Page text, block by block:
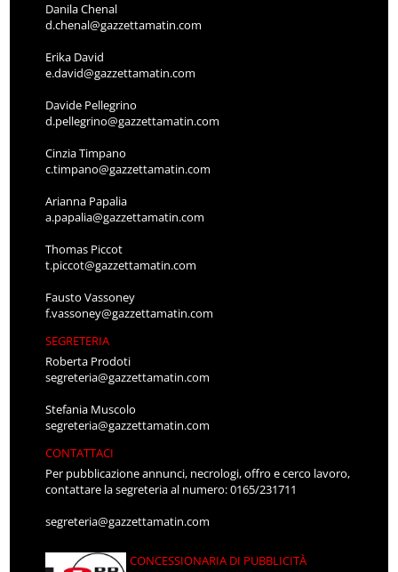
Danila Chenal
d.chenal@gazzettamatin.com
Erika David
e.david@gazzettamatin.com
Davide Pellegrino
d.pellegrino@gazzettamatin.com
Cinzia Timpano
c.timpano@gazzettamatin.com
Arianna Papalia
a.papalia@gazzettamatin.com
Thomas Piccot
t.piccot@gazzettamatin.com
Fausto Vassoney
f.vassoney@gazzettamatin.com
SEGRETERIA
Roberta Prodoti
segreteria@gazzettamatin.com
Stefania Muscolo
segreteria@gazzettamatin.com
CONTATTACI
Per pubblicazione annunci, necrologi, offro e cerco lavoro,
contattare la segreteria al numero: 0165/231711
segreteria@gazzettamatin.com
CONCESSIONARIA DI PUBBLICITÀ